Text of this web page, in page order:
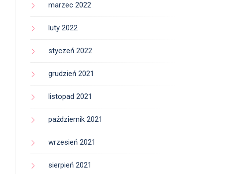
marzec 2022
luty 2022
styczeń 2022
grudzień 2021
listopad 2021
październik 2021
wrzesień 2021
sierpień 2021